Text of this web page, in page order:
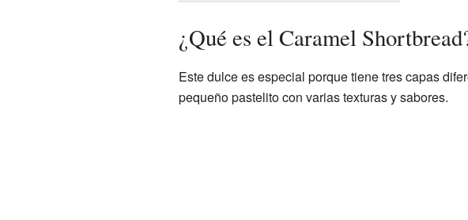
¿Qué es el Caramel
Este dulce es especial porque tiene tres capas
pequeño pastelito con varias texturas y sabores.